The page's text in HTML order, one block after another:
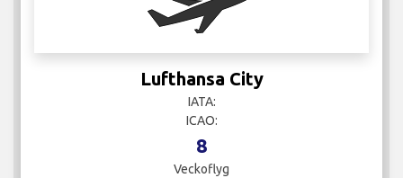
Lufthansa City
IATA:
ICAO:
8
Veckoflyg